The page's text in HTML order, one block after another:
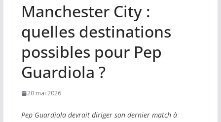
Manchester City :
quelles destinations
possibles pour Pep
Guardiola ?
20 mai 2026
Pep Guardiola devrait diriger son dernier match à